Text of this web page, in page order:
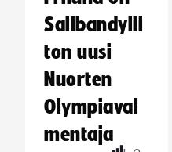
Salibandylii
ton uusi
Nuorten
Olympiaval
mentaja